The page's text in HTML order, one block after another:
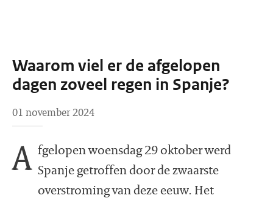
Waarom viel er de afgelopen
dagen zoveel regen in Spanje?
01 november 2024
A fgelopen woensdag 29 oktober werd
Spanje getroffen door de zwaarste
overstroming van deze eeuw. Het